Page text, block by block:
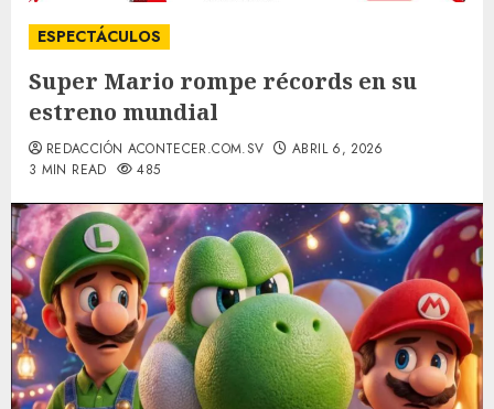
ESPECTÁCULOS
Super Mario rompe récords en su
estreno mundial
REDACCIÓN ACONTECER.COM.SV
ABRIL 6, 2026
3 MIN READ
485